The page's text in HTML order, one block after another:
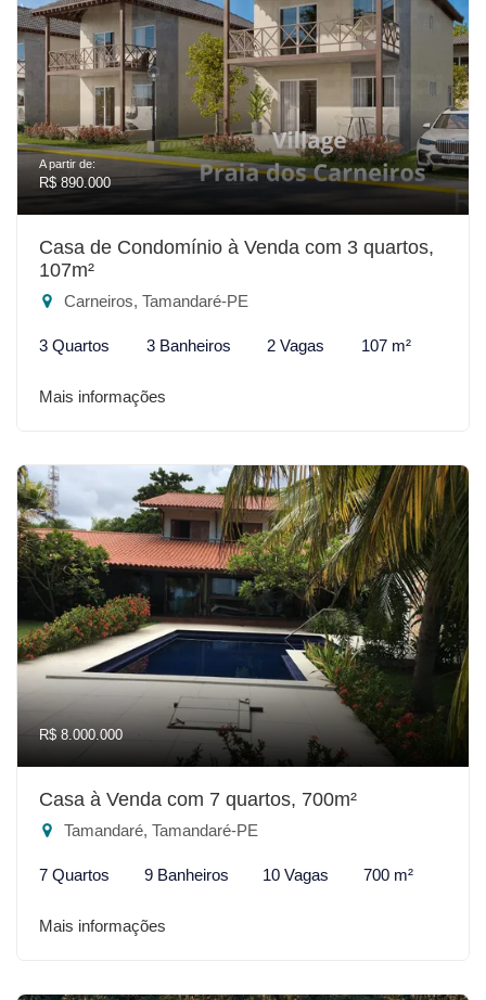
A partir de:
R$ 890.000
Casa de Condomínio à Venda com 3 quartos,
107m²
Carneiros, Tamandaré-PE
3 Quartos 3 Banheiros 2 Vagas 107 m²
Mais informações
R$ 8.000.000
Casa à Venda com 7 quartos, 700m²
Tamandaré, Tamandaré-PE
7 Quartos 9 Banheiros 10 Vagas 700 m²
Mais informações